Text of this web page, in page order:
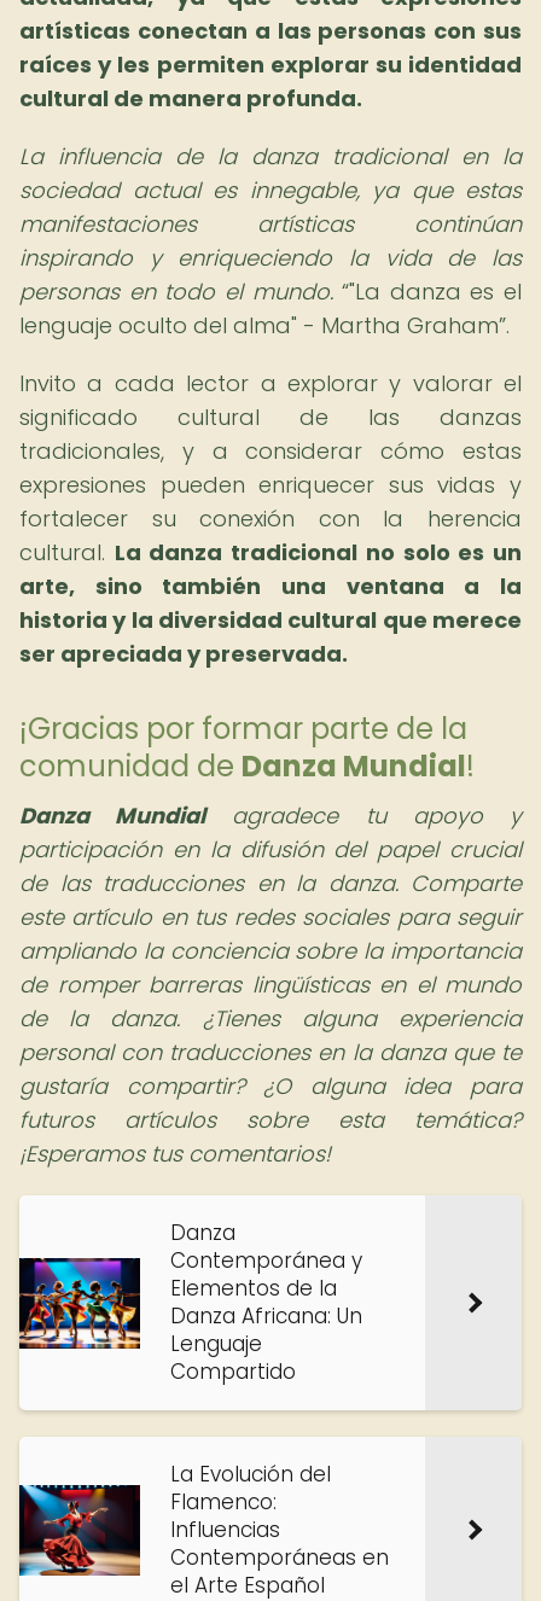
artísticas conectan a las personas con sus
raíces y les permiten explorar su identidad
cultural de manera profunda.
La influencia de la danza tradicional en la
sociedad actual es innegable, ya que estas
manifestaciones artísticas continúan
inspirando y enriqueciendo la vida de las
personas en todo el mundo. "La danza es el
lenguaje oculto del alma" - Martha Graham .
Invito a cada lector a explorar y valorar el
significado cultural de las danzas
tradicionales, y a considerar cómo estas
expresiones pueden enriquecer sus vidas y
fortalecer su conexión con la herencia
cultural. La danza tradicional no solo es un
arte, sino también una ventana a la
historia y la diversidad cultural que merece
ser apreciada y preservada.
¡Gracias por formar parte de la
comunidad de Danza Mundial!
Danza Mundialagradece tu apoyo y
participación en la difusión del papel crucial
de las traducciones en la danza. Comparte
este artículo en tus redes sociales para seguir
ampliando la conciencia sobre la importancia
de romper barreras lingüísticas en el mundo
de la danza. ¿Tienes alguna experiencia
personal con traducciones en la danza que te
gustaría compartir? ¿O alguna idea para
futuros artículos sobre esta temática?
¡Esperamos tus comentarios!
Danza
Contemporánea y
Elementos de la
Danza Africana: Un
Lenguaje
Compartido
La Evolución del
Flamenco:
Influencias
Contemporáneas en
el Arte Español